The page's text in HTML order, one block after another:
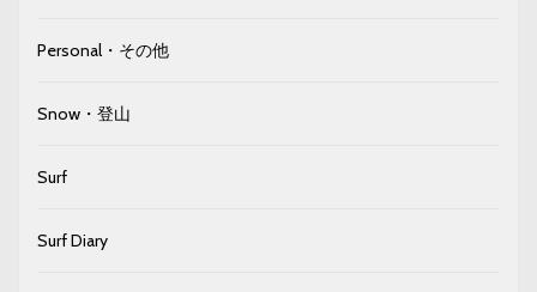
Personal・その他
Snow・登山
Surf
Surf Diary